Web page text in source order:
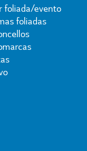
foliada/evento
foliadas